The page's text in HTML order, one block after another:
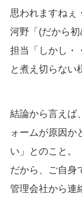
思われますねぇ
河野「(だから初
担当「しかし・
と煮え切らない
結論から言えば
ォームが原因か
い」とのこと。
だから、ご自身
管理会社から連